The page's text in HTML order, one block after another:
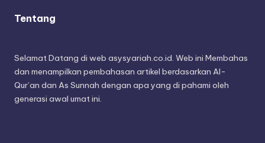
Tentang
Selamat Datang di web asysyariah.co.id. Web ini Membahas
dan menampilkan pembahasan artikel berdasarkan Al-
Qur’an dan As Sunnah dengan apa yang di pahami oleh
generasi awal umat ini.